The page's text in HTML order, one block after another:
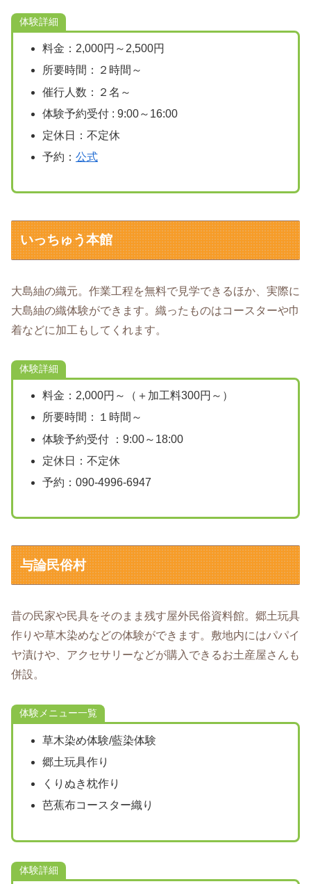
体験詳細
料金：2,000円～2,500円
所要時間：２時間～
催行人数：２名～
体験予約受付 : 9:00～16:00
定休日：不定休
予約： 公式
いっちゅう本館
大島紬の織元。作業工程を無料で見学できるほか、実際に
大島紬の織体験ができます。織ったものはコースターや巾
着などに加工もしてくれます。
体験詳細
料金：2,000円～（＋加工料300円～）
所要時間：１時間～
体験予約受付 ：9:00～18:00
定休日：不定休
予約：090-4996-6947
与論民俗村
昔の民家や民具をそのまま残す屋外民俗資料館。郷土玩具
作りや草木染めなどの体験ができます。敷地内にはパパイ
ヤ漬けや、アクセサリーなどが購入できるお土産屋さんも
併設。
体験メニュー一覧
草木染め体験/藍染体験
郷土玩具作り
くりぬき枕作り
芭蕉布コースター織り
体験詳細